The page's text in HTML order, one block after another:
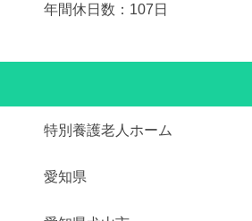
年間休日数：107日
特別養護老人ホーム
愛知県